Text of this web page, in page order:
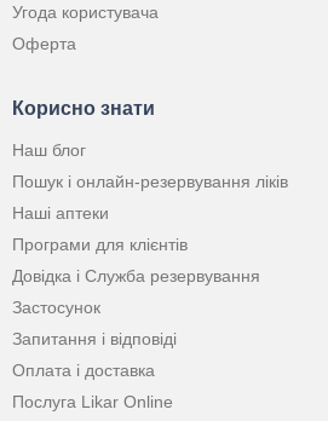
Угода користувача
Оферта
Корисно знати
Наш блог
Пошук і онлайн-резервування ліків
Наші аптеки
Програми для клієнтів
Довідка і Служба резервування
Застосунок
Запитання і відповіді
Оплата і доставка
Послуга Likar Online